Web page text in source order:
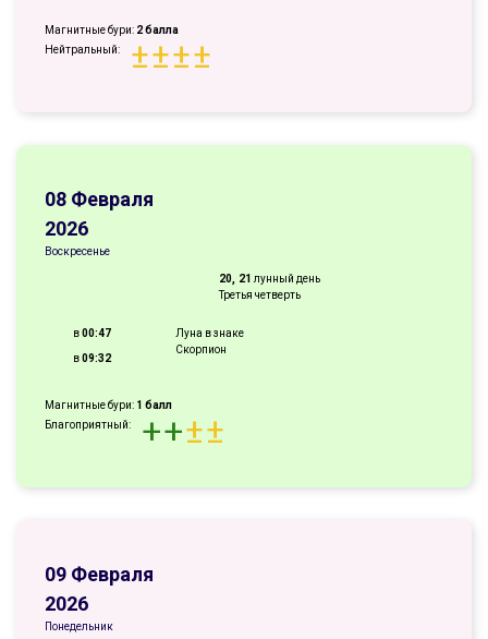
Магнитные бури: 2 балла
Нейтральный:
±±±±
08 Февраля
2026
Воскресенье
20, 21 лунный день
Третья четверть
в00:47
в09:32
Луна в знаке
Скорпион
Магнитные бури: 1 балл
Благоприятный:
++±±
09 Февраля
2026
Понедельник